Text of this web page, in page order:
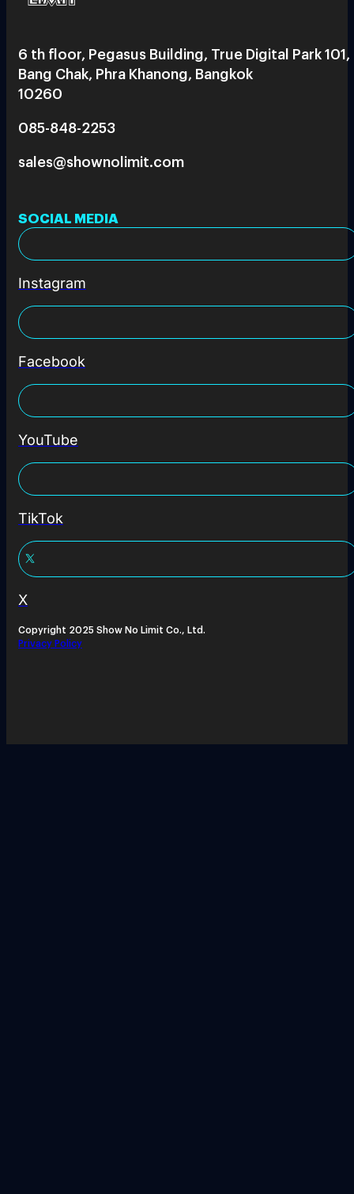
6 th floor, Pegasus Building, True Digital Park 101,
Bang Chak, Phra Khanong, Bangkok
10260
085-848-2253
sales@shownolimit.com
SOCIAL MEDIA
Instagram
Facebook
YouTube
TikTok
X
Copyright 2025 Show No Limit Co., Ltd.
Privacy Policy